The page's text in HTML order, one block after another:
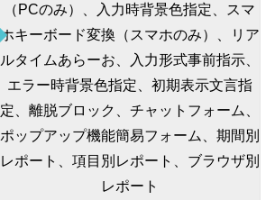
（PCのみ）、入力時背景色指定、スマ
ホキーボード変換（スマホのみ）、リア
ルタイムあらーお、入力形式事前指示、
エラー時背景色指定、初期表示文言指
定、離脱ブロック、チャットフォーム、
ポップアップ機能簡易フォーム、期間別
レポート、項目別レポート、ブラウザ別
レポート